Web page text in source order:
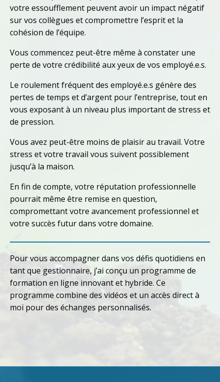
votre essoufflement peuvent avoir un impact négatif
sur vos collègues et compromettre l’esprit et la
cohésion de l’équipe.
Vous commencez peut-être même à constater une
perte de votre crédibilité aux yeux de vos employé.e.s.
Le roulement fréquent des employé.e.s génère des
pertes de temps et d’argent pour l’entreprise, tout en
vous exposant à un niveau plus important de stress et
de pression.
Vous avez peut-être moins de plaisir au travail. Votre
stress et votre travail vous suivent possiblement
jusqu’à la maison.
En fin de compte, votre réputation professionnelle
pourrait même être remise en question,
compromettant votre avancement professionnel et
votre succès futur dans votre domaine.
Pour vous accompagner dans vos défis quotidiens en
tant que gestionnaire, j’ai conçu un programme de
formation en ligne innovant et hybride. Ce
programme combine des vidéos et un accès direct à
moi pour des échanges personnalisés.